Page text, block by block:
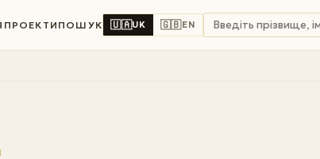
ПРОЕКТИ ПОШУК 🇺🇦UK 🇬🇧EN